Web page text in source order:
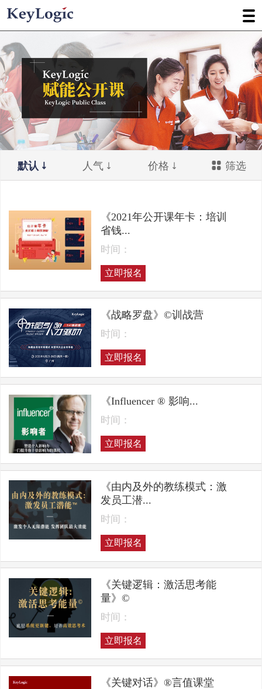
默认 人气 价格 筛选
《2021年公开课年卡：培训
省钱...
时间：
立即报名
《战略罗盘》©训战营
时间：
立即报名
《Influencer ® 影响...
时间：
立即报名
《由内及外的教练模式：激
发员工潜...
时间：
立即报名
《关键逻辑：激活思考能
量》©
时间：
立即报名
《关键对话》®言值课堂